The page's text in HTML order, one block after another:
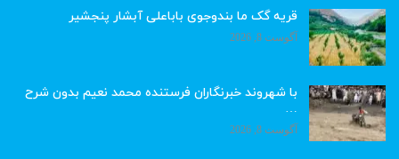
قریه گک ما بندوجوی باباعلی آبشار پنجشیر
آگوست 8, 2026
با شهروند خبرنگاران فرستنده محمد نعیم بدون شرح
…
آگوست 8, 2026